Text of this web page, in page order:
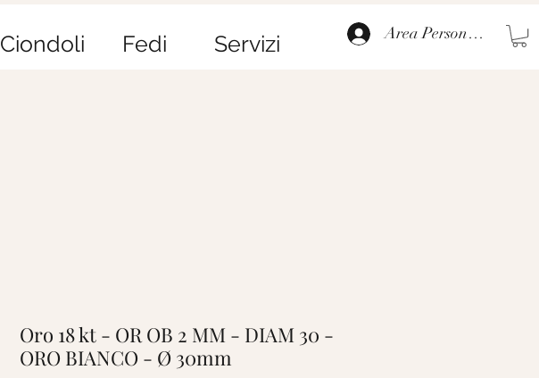
Ciondoli Fedi Servizi Area Personale
Oro 18 kt - OR OB 2 MM - DIAM 30 -
ORO BIANCO - Ø 30mm